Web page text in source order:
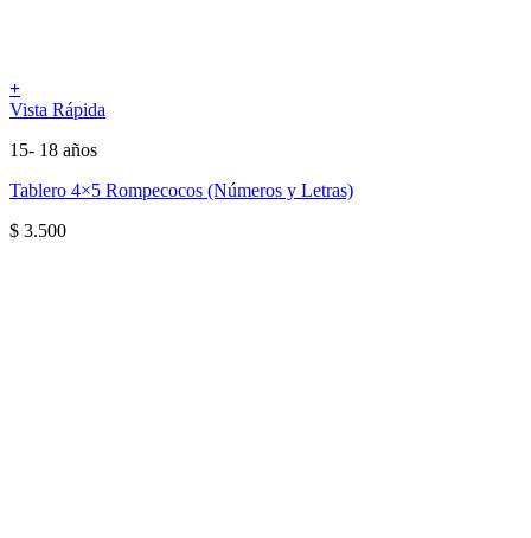
+
Vista Rápida
15- 18 años
Tablero 4×5 Rompecocos (Números y Letras)
$ 3.500